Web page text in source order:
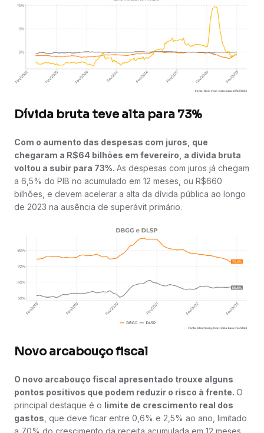
Dívida bruta teve alta para 73%
Com o aumento das despesas com juros, que
chegaram a R$64 bilhões em fevereiro, a dívida bruta
voltou a subir para 73%. As despesas com juros já chegam
a 6,5% do PIB no acumulado em 12 meses, ou R$660
bilhões, e devem acelerar a alta da dívida pública ao longo
de 2023 na ausência de superávit primário.
Novo arcabouço fiscal
O novo arcabouço fiscal apresentado trouxe alguns
pontos positivos que podem reduzir o risco à frente. O
principal destaque é o limite de crescimento real dos
gastos , que deve ficar entre 0,6% e 2,5% ao ano, limitado
a 70% do crescimento da receita acumulada em 12 meses,